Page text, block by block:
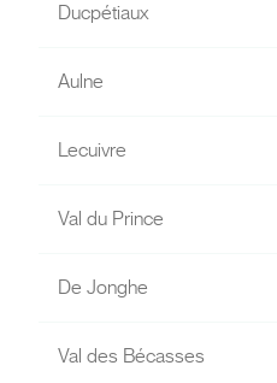
Ducpétiaux
Aulne
Lecuivre
Val du Prince
De Jonghe
Val des Bécasses